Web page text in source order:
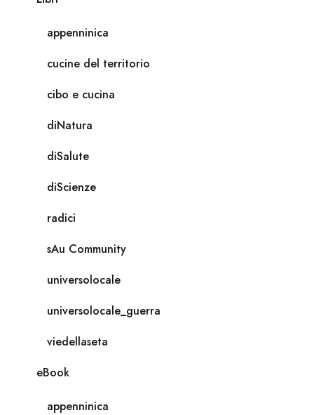
appenninica
cucine del territorio
cibo e cucina
diNatura
diSalute
diScienze
radici
sAu Community
universolocale
universolocale_guerra
viedellaseta
eBook
appenninica